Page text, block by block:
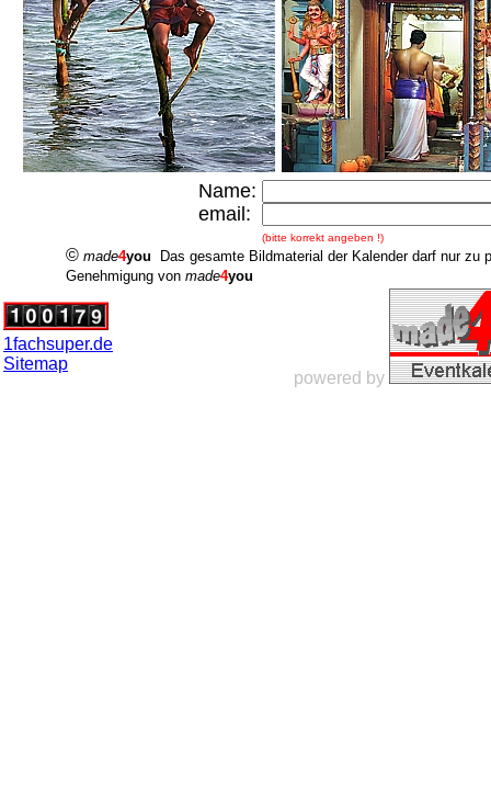
Name:
email:
(bitte korrekt angeben !)
© made4you Das gesamte Bildmaterial der Kalender darf nur zu
Genehmigung von made4you
1fachsuper.de
Sitemap
powered by